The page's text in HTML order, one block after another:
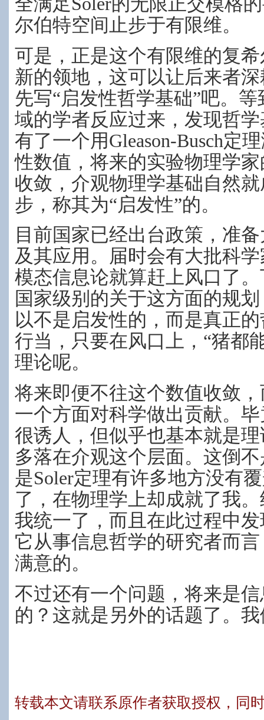
尔伯特空间止步于有限维。
可是，正是这个有限维的复
新的领地，这可以让后来者
先写“启发性哲学基础”吧。
域的学者反应过来，发现哲
有了一个用Gleason-Busch定
性数值，将来的实验物理学
收敛，介观物理学基础自然
步，称其为“启发性”的。
目前国家已经出台政策，准
及其应用。届时会有大批科
模态信息论就算赶上风口了
国家级别的关于这方面的规
以不是启发性的，而是真正
行当，只要在风口上，“猪都
理论呢。
将来即便不往这个数值收敛
一个方面对科学做出贡献。
很诱人，但似乎也基本就是
多落在介观这个层面。这倒
是Soler定理有许多地方没有
了，在物理学上却成就了我
我统一了，而且在此过程中
它从事信息哲学的研究者而
满意的。
不过还有一个问题，将来是
的？这就是另外的话题了。
转载本文请联系原作者获取授权，同